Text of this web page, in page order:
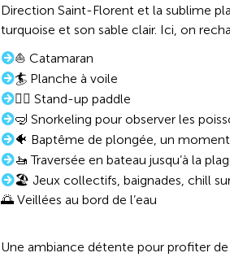
Direction Saint-Florent et la sublime
turquoise et son sable clair. Ici, on
⛵ Catamaran
🏄 Planche à voile
🏄‍♂️ Stand-up paddle
🤿 Snorkeling pour observer les
🐠 Baptême de plongée, un
🚤 Traversée en bateau jusqu’à la
🏖️ Jeux collectifs, baignades, chill
🌅 Veillées au bord de l’eau
Une ambiance détente pour profiter